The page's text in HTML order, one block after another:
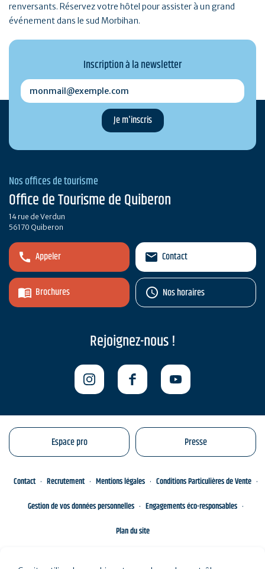
renversants. Réservez votre hôtel pour assister à un grand
événement dans le sud Morbihan.
Inscription à la newsletter
monmail@exemple.com
Nos offices de tourisme
Office de Tourisme de Quiberon
14 rue de Verdun
56170 Quiberon
Appeler
Brochures
Contact
Nos horaires
Rejoignez-nous !
Espace pro Presse
Contact Recrutement Mentions légales
Conditions Particulières de Vente
Gestion de vos données personnelles
Engagements éco-responsables
Plan du site